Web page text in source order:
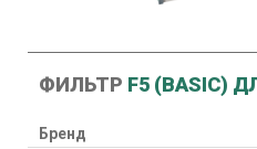
ФИЛЬТР F5 (BASIC)
Бренд